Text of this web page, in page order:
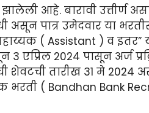
आहे. बारावी उत्तीर्ण
असून पात्र उमेदवार या
( Assistant ) व इतर”
3 एप्रिल 2024 पासून अर्ज
शेवटची तारीख 31 मे
( Bandhan Bank